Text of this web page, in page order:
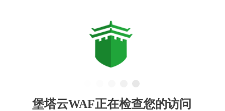
堡塔云WAF正在检查您的访问